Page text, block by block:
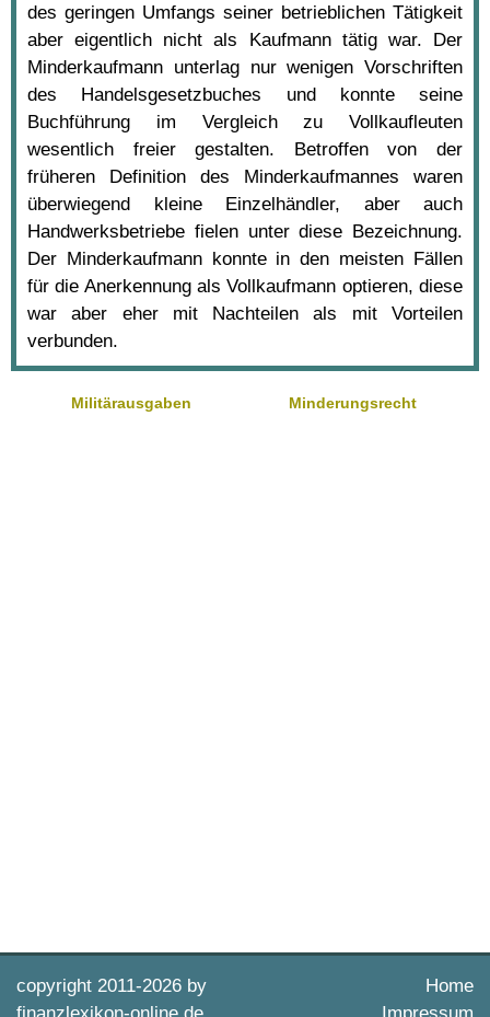
des geringen Umfangs seiner betrieblichen Tätigkeit
aber eigentlich nicht als Kaufmann tätig war. Der
Minderkaufmann unterlag nur wenigen Vorschriften
des Handelsgesetzbuches und konnte seine
Buchführung im Vergleich zu Vollkaufleuten
wesentlich freier gestalten. Betroffen von der
früheren Definition des Minderkaufmannes waren
überwiegend kleine Einzelhändler, aber auch
Handwerksbetriebe fielen unter diese Bezeichnung.
Der Minderkaufmann konnte in den meisten Fällen
für die Anerkennung als Vollkaufmann optieren, diese
war aber eher mit Nachteilen als mit Vorteilen
verbunden.
Militärausgaben Minderungsrecht
copyright 2011-2026 by
Home